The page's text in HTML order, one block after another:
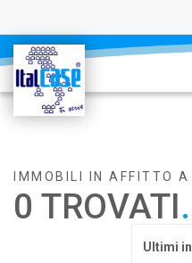
IMMOBILI IN AFFITTO A
0 TROVATI.
Ultimi